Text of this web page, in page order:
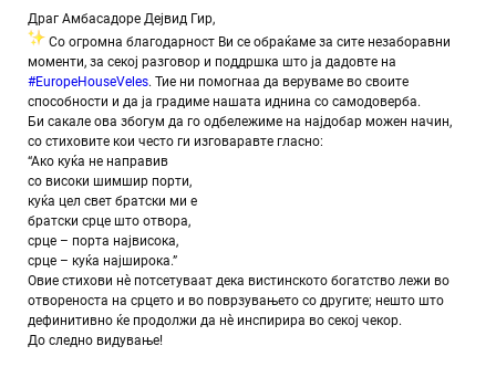
Драг Амбасадоре Дејвид Гир,
Со огромна благодарност Ви се обраќаме за сите незаборавни
моменти, за секој разговор и поддршка што ја дадовте на
#EuropeHouseVeles. Тие ни помогнаа да веруваме во своите
способности и да ја градиме нашата иднина со самодоверба.
Би сакале ова збогум да го одбележиме на најдобар можен начин,
со стиховите кои често ги изговаравте гласно:
“Ако куќа не направив
со високи шимшир порти,
куќа цел свет братски ми е
братски срце што отвора,
срце – порта наjвисока,
срце – куќа наjширока.”
Овие стихови нè потсетуваат дека вистинското богатство лежи во
отвореноста на срцето и во поврзувањето со другите; нешто што
дефинитивно ќе продолжи да нè инспирира во секој чекор.
До следно видување!